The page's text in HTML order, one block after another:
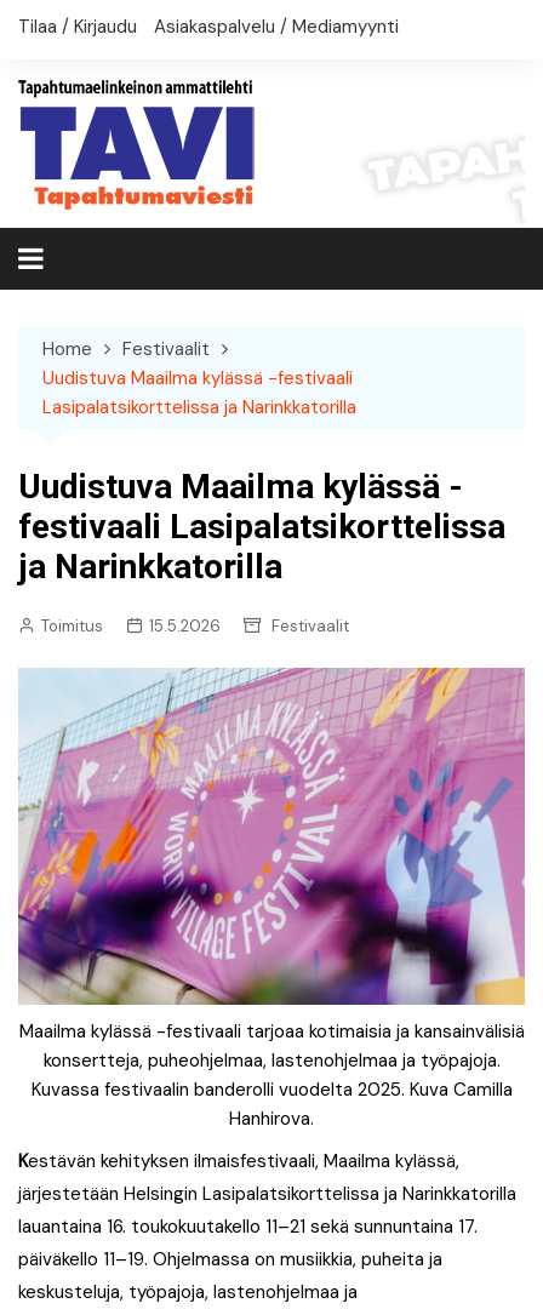
Skip
Tilaa / Kirjaudu Asiakaspalvelu / Mediamyynti
Home
Festivaalit
Uudistuva Maailma kylässä -festivaali
Lasipalatsikorttelissa ja Narinkkatorilla
Uudistuva Maailma kylässä -
festivaali Lasipalatsikorttelissa
ja Narinkkatorilla
Toimitus 15.5.2026 Festivaalit
Maailma kylässä -festivaali tarjoaa kotimaisia ja kansainvälisiä
konsertteja, puheohjelmaa, lastenohjelmaa ja työpajoja.
Kuvassa festivaalin banderolli vuodelta 2025. Kuva Camilla
Hanhirova.
Kestävän kehityksen ilmaisfestivaali, Maailma kylässä,
järjestetään Helsingin Lasipalatsikorttelissa ja Narinkkatorilla
lauantaina 16. toukokuutakello 11–21 sekä sunnuntaina 17.
päiväkello 11–19. Ohjelmassa on musiikkia, puheita ja
keskusteluja, työpajoja, lastenohjelmaa ja